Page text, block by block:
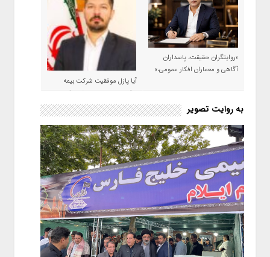
«روایتگران حقیقت، پاسداران
آگاهی و معماران افکار عمومی،»
آیا پازل موفقیت شرکت بیمه
حکمت صبا در سال ۱۴۰۵ کامل می
شود؟!
به روایت تصویر